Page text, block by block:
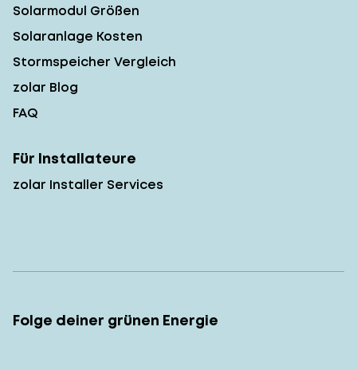
Solarmodul Größen
Solaranlage Kosten
Stormspeicher Vergleich
zolar Blog
FAQ
Für Installateure
zolar Installer Services
Folge deiner grünen Energie